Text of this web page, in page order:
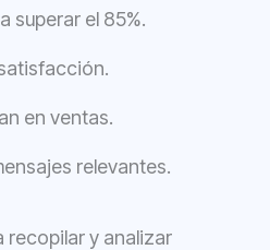
superar el 85%.
en ventas.
relevantes.
recopilar y analizar